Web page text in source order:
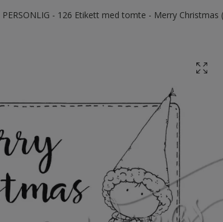
PERSONLIG - 126 Etikett med tomte - Merry Christmas